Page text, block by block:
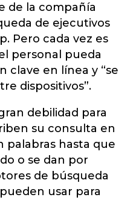
de la compañía
de ejecutivos
Pero cada vez es
personal pueda
clave en línea y “se
dispositivos”.
debilidad para
su consulta en
palabras hasta que
o se dan por
de búsqueda
usar para